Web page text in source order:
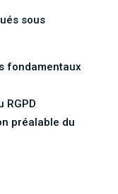
sous
fondamentaux
RGPD
préalable du